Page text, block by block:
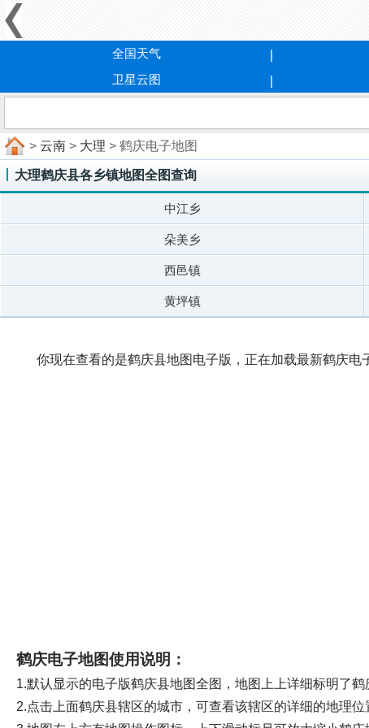
全国天气
卫星云图
> 云南 > 大理 > 鹤庆电子地图
大理鹤庆县各乡镇地图全图查询
中江乡
朵美乡
西邑镇
黄坪镇
你现在查看的是鹤庆县地图电子版，正在加载最新鹤庆电
鹤庆电子地图使用说明：
1.默认显示的电子版鹤庆县地图全图，地图上上详细标明了
2.点击上面鹤庆县辖区的城市，可查看该辖区的详细的地理